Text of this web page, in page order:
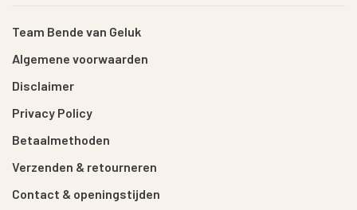
Team Bende van Geluk
Algemene voorwaarden
Disclaimer
Privacy Policy
Betaalmethoden
Verzenden & retourneren
Contact & openingstijden